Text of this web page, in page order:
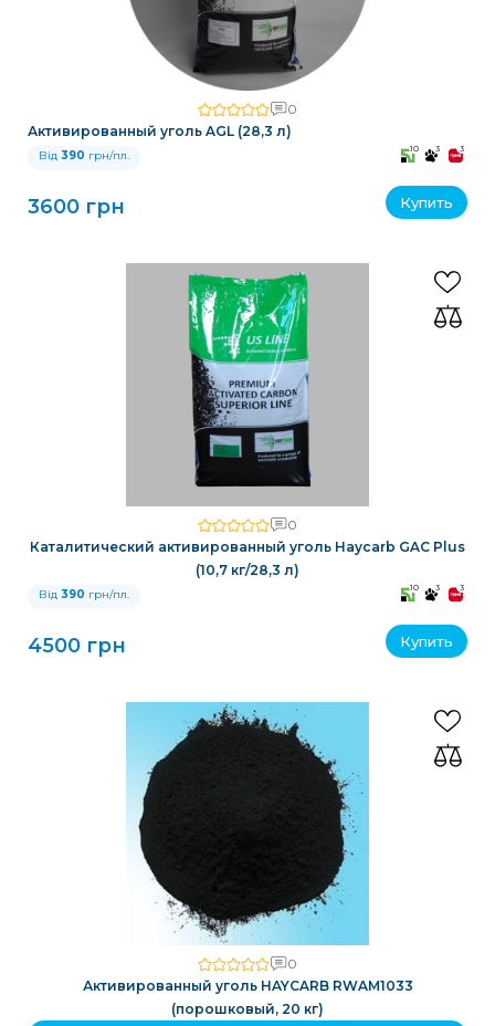
0
Активированный уголь AGL (28,3 л)
Від 390 грн/пл. 10 3 3
3600 грн Купить
0
Каталитический активированный уголь Haycarb GAC Plus
(10,7 кг/28,3 л)
Від 390 грн/пл. 10 3 3
4500 грн Купить
0
Активированный уголь HAYCARB RWAM1033
(порошковый, 20 кг)